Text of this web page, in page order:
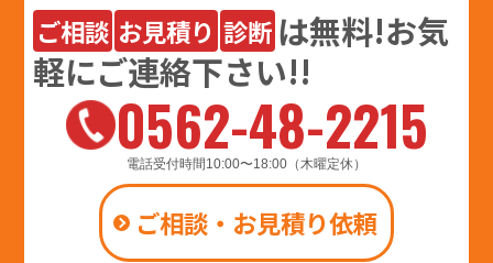
ご相談 お見積り 診断 は無料!お気
軽にご連絡下さい!!
0562-48-2215
電話受付時間10:00〜18:00（木曜定休）
ご相談・お見積り依頼